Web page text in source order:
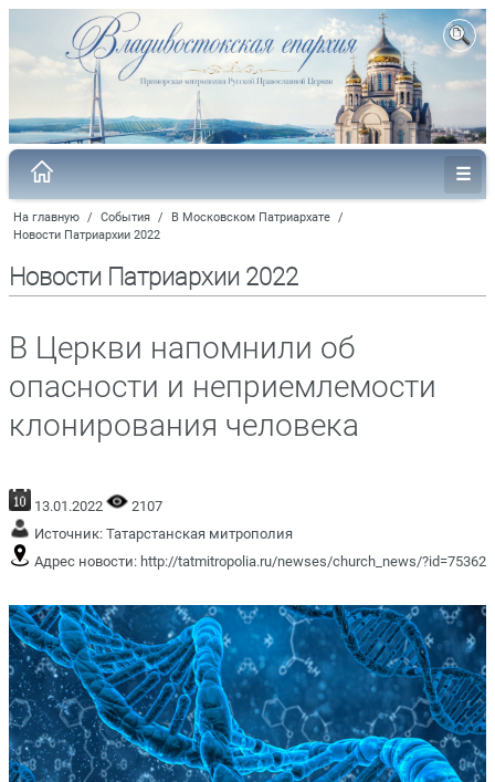
На главную / События / В Московском Патриархате /
Новости Патриархии 2022
Новости Патриархии 2022
В Церкви напомнили об
опасности и неприемлемости
клонирования человека
13.01.2022
2107
Источник: Татарстанская митрополия
Адрес новости: http://tatmitropolia.ru/newses/church_news/?id=75362